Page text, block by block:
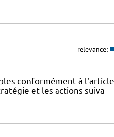
relevance:
conformément à
et les actions suiva